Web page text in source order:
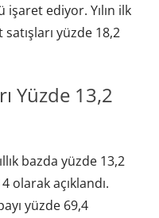
işaret ediyor. Yılın ilk
yüzde 18,2
Yüzde 13,2
bazda yüzde 13,2
olarak açıklandı.
yüzde 69,4